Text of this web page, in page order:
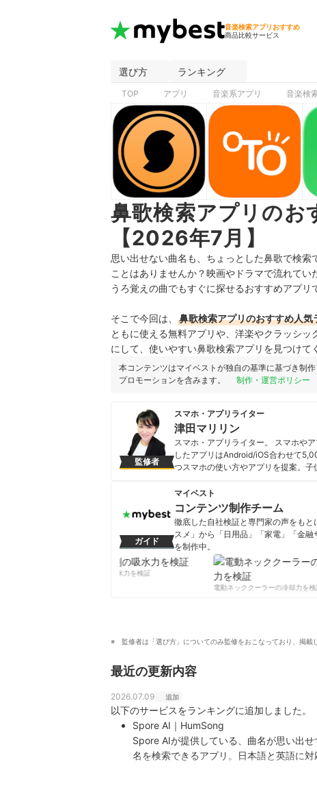
音楽検索アプリおすすめ
商品比較サービス
選び方 ランキング
TOP アプリ 音楽系アプリ 音楽検
鼻歌検索アプリのお
【2026年7月】
思い出せない曲名も、ちょっとした鼻歌で検
ことはありませんか？映画やドラマで流れてい
うろ覚えの曲でもすぐに探せるおすすめアプリ
そこで今回は、 鼻歌検索アプリのおすすめ人
ともに使える無料アプリや、洋楽やクラッシ
にして、使いやすい鼻歌検索アプリを見つけて
本コンテンツはマイベストが独自の基準に基づき制作
プロモーションを含みます。
制作・運営ポリシー
監修者
スマホ・アプリライター
津田マリリン
スマホ・アプリライター。 スマホや
したアプリはAndroid/iOS合わせて
つスマホの使い方やアプリを提案。
津田マリリンのプロフィール
ガイド
マイベスト
コンテンツ制作チーム
徹底した自社検証と専門家の声をも
スメ」から「日用品」「家電」「金
を制作中。
コンテンツ制作チームのプロフィ
柔軟剤の吸水力を検証
電動ネッククーラーの冷却力を検証
監修者は「選び方」についてのみ監修をおこなっており、掲載
最近の更新内容
2026.07.09 追加
以下のサービスをランキングに追加しました。
Spore AI｜HumSong
Spore AIが提供している、曲名が思い出
名を検索できるアプリ。日本語と英語に